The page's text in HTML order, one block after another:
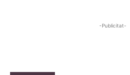
-Publicitat-